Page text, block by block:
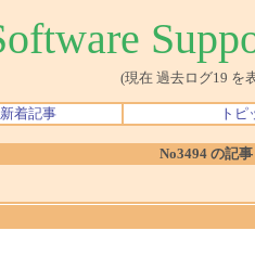
(現在 過去ログ19 を
新着記事 トピ
No3494 の記事